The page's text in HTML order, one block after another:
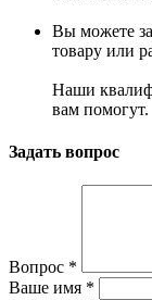
Вы можете
товару или
Наши
вам помогут.
Задать вопрос
Вопрос *
Ваше имя *